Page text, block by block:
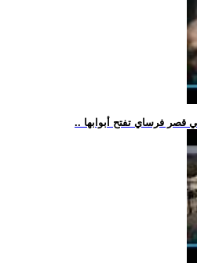
في قصر فرساي تفتح أبوابها